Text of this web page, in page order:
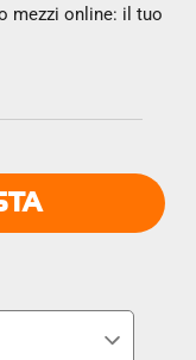
mezzi online: il tuo